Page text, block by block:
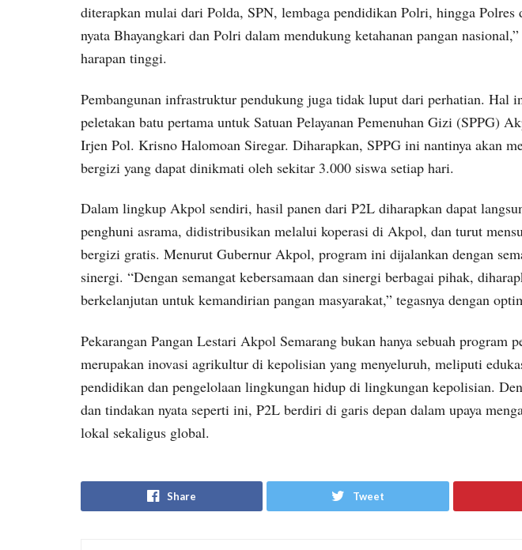
diterapkan mulai dari Polda, SPN, lembaga pendidikan Polri, hingga Polres
nyata Bhayangkari dan Polri dalam mendukung ketahanan pangan
harapan tinggi.
Pembangunan infrastruktur pendukung juga tidak luput dari perhatian. Hal
peletakan batu pertama untuk Satuan Pelayanan Pemenuhan Gizi (SPPG)
Irjen Pol. Krisno Halomoan Siregar. Diharapkan, SPPG ini nantinya akan
bergizi yang dapat dinikmati oleh sekitar 3.000 siswa setiap hari.
Dalam lingkup Akpol sendiri, hasil panen dari P2L diharapkan dapat
penghuni asrama, didistribusikan melalui koperasi di Akpol, dan turut
bergizi gratis. Menurut Gubernur Akpol, program ini dijalankan dengan
sinergi. “Dengan semangat kebersamaan dan sinergi berbagai pihak,
berkelanjutan untuk kemandirian pangan masyarakat,” tegasnya dengan
Pekarangan Pangan Lestari Akpol Semarang bukan hanya sebuah program
merupakan inovasi agrikultur di kepolisian yang menyeluruh, meliputi
pendidikan dan pengelolaan lingkungan hidup di lingkungan kepolisian.
dan tindakan nyata seperti ini, P2L berdiri di garis depan dalam upaya
lokal sekaligus global.
Share Tweet